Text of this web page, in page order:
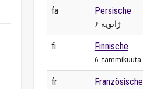
fa Persische
۶ ژانویه
fi Finnische
6. tammikuuta
fr Französische